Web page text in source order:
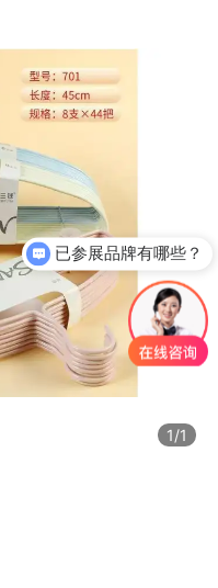
1/1
已参展品牌有哪些？